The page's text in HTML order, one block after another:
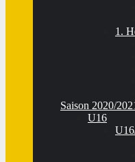
1.
Saison 2020/
U16